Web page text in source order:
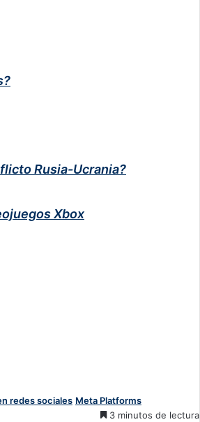
Rusia-Ucrania?
Xbox
redes sociales Meta Platforms
3 minutos de lectura